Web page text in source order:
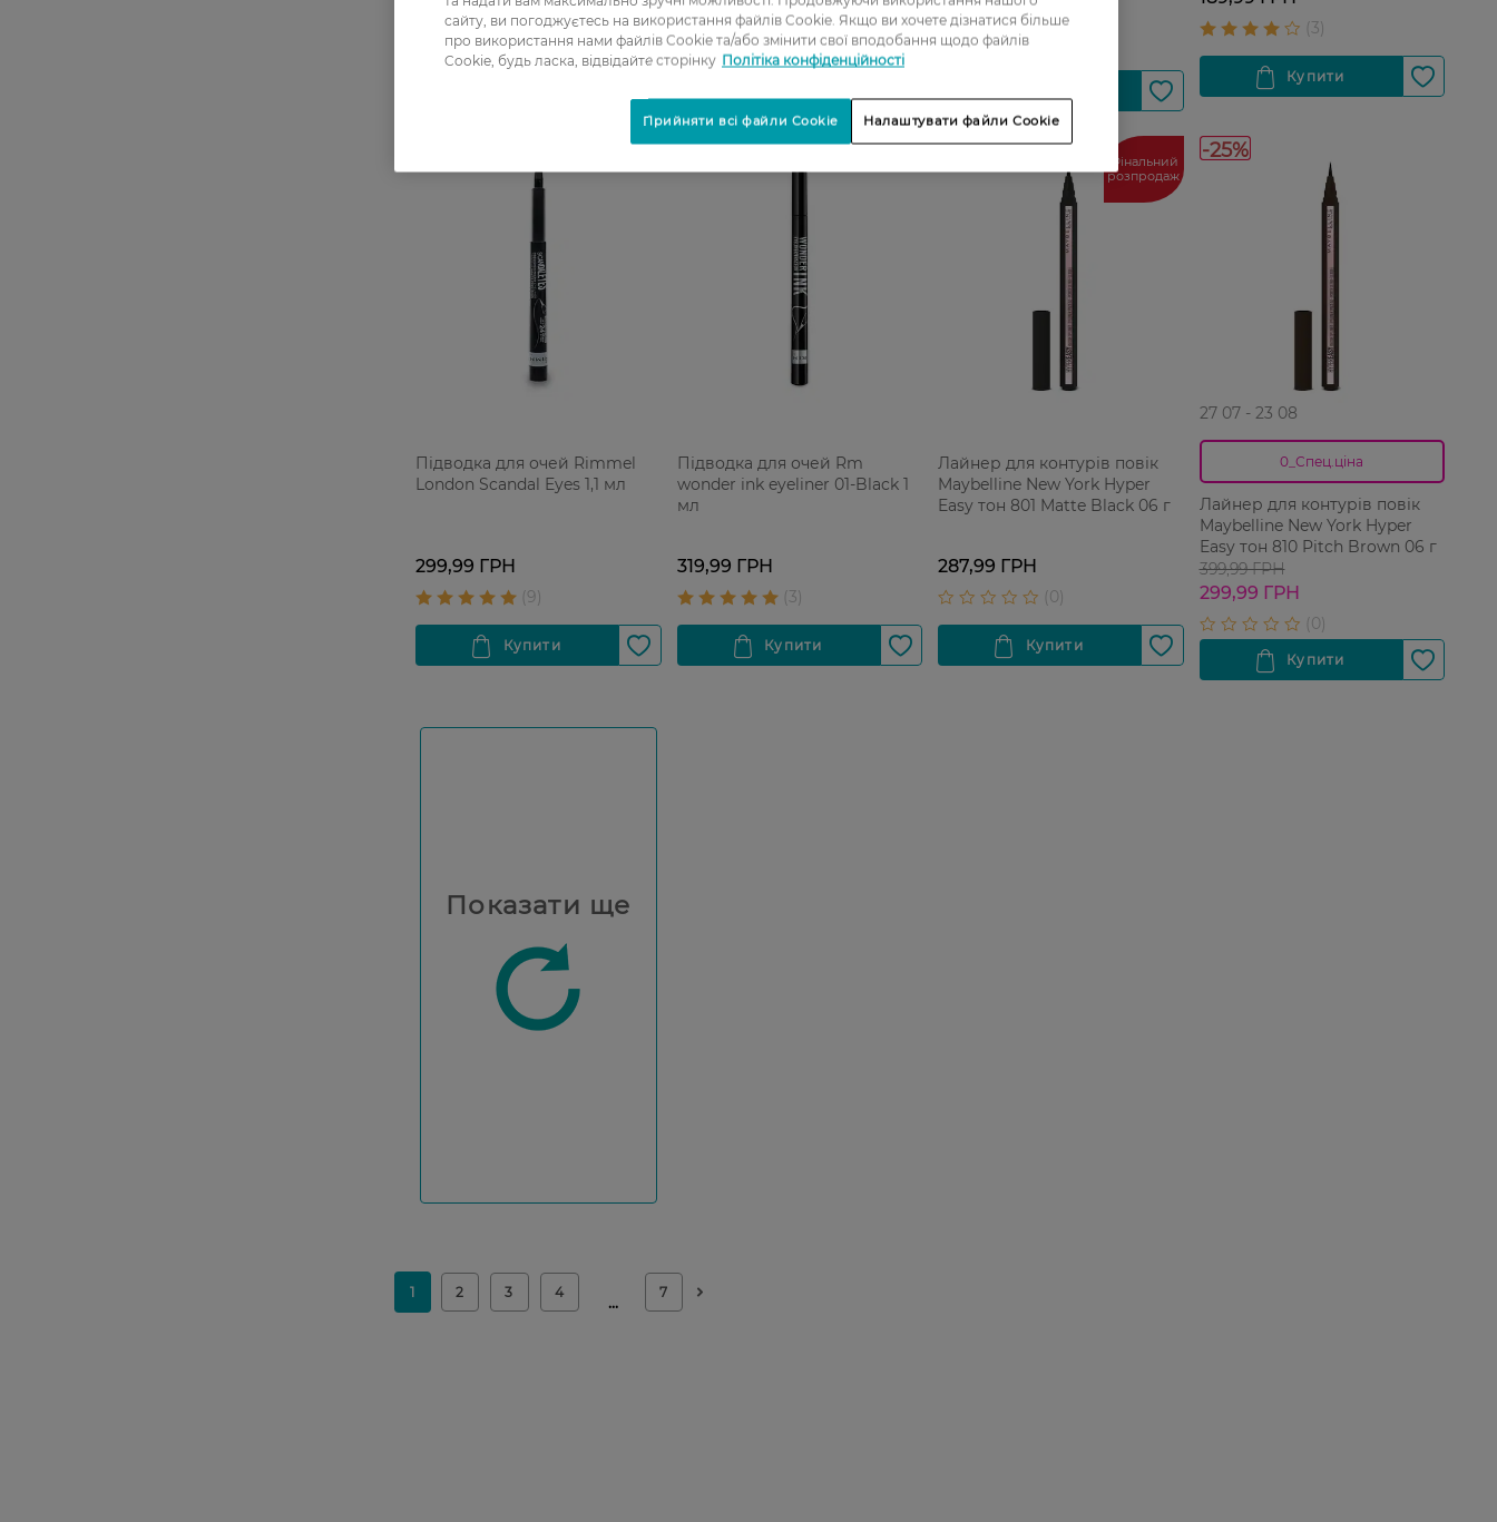
224,99 ГРН 471,99 ГРН
Підводка для очей Rimmel
London Scandal Eyes 1,1 мл
299,99 ГРН
Підводка для очей Rm
wonder ink eyeliner 01-Black 1
мл
319,99 ГРН
Фінальний
розпродаж
Лайнер для контурів повік
Maybelline New York Hyper
Easy тон 801 Matte Black 06 г
287,99 ГРН
-25%
27 07 - 23 08
0_Спец.ціна
Лайнер для контурів повік
Maybelline New York Hyper
Easy тон 810 Pitch Brown 06 г
399,99 ГРН
299,99 ГРН
Показати ще
сайту, ви погоджуєтесь на використання файлів Cookie. Якщо ви хочете дізнатися більше
про використання нами файлів Cookie та/або змінити свої вподобання щодо файлів
Cookie, будь ласка, відвідайте сторінку Політіка конфіденційності
Налаштувати файли Cookie
Прийняти всі файли Cookie